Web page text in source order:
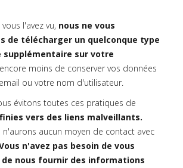
l'avez vu, nous ne vous
de télécharger un quelconque type
supplémentaire sur votre
encore moins de conserver vos données
ou votre nom d'utilisateur.
évitons toutes ces pratiques de
vers des liens malveillants.
n'aurons aucun moyen de contact avec
n'avez pas besoin de vous
nous fournir des informations